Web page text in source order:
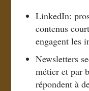
LinkedIn:
contenus
engagent les
Newsletters
métier et par
répondent à